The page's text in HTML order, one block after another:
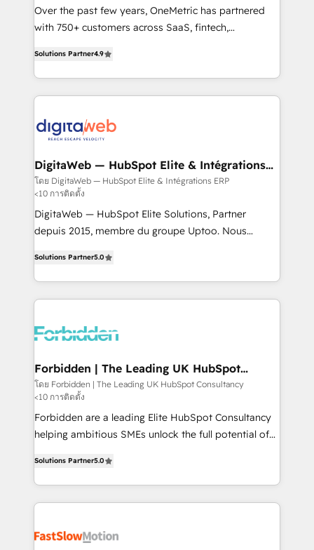
confidence and that leadership can rely on for
scalable revenue insights.
Over the past few years, OneMetric has partnered
with 750+ customers across SaaS, fintech,
150+ HubSpot-certified experts, we deliver scalable
solutions to complex GTM and RevOps challenges.
Our Expertise 🔹 Onboarding & Implementation:
tailored to your GTM motion. 🔹 Migrations: Move
downtime. 🔹 RevOps Strategy: Align teams,
processes, and data to drive revenue efficiency. 🔹
Integrations: Connect HubSpot with your tech stack
for better adoption. 🔹 Custom Solutions: Build
tailored apps, workflows, and configurations. We are
our commitment to data security and compliance. At
OneMetric, we help revenue teams focus on the
OneMetric that matters most: revenue.
Solutions Partner4.9
DigitaWeb — HubSpot Elite & Intégrations
ERP
โดย DigitaWeb — HubSpot Elite & Intégrations ERP
<10 การติดตั้ง
DigitaWeb — HubSpot Elite Solutions, Partner
depuis 2015, membre du groupe Uptoo. Nous
Ventes et Service sur HubSpot grâce à la Revenue
Architecture : alignement des équipes, pipeline
prévisible, croissance mesurable. 🔌 Intégrations
Dynamics..), VOIP (Aircall, Ringover, Modjo), Shopify,
Extensions (React), Serverless Node.js, Custom
Objects, thèmes HubL, agents IA & Breeze AI. 🎯
Secteurs : Industrie, Distribution B2B, SaaS, Services
B2B, Immobilier, Viticulture, Finance. 🚀 Nos livrables
: migration sécurisée, implémentation Marketing +
HubSpot temps réel, formation équipes. 🏆 +350
projets livrés. Accrédités HubSpot CRM
Implementation, Data Migration & Custom
digitaweb.com
Solutions Partner5.0
Forbidden | The Leading UK HubSpot
Consultancy
โดย Forbidden | The Leading UK HubSpot Consultancy
<10 การติดตั้ง
Forbidden are a leading Elite HubSpot Consultancy
helping ambitious SMEs unlock the full potential of
but never see the ROI they expected due to poor
adoption, messy data, and disconnected teams
getting in the way. That’s where we come in. We
design, implement, and optimise HubSpot so it
Solutions Partner5.0